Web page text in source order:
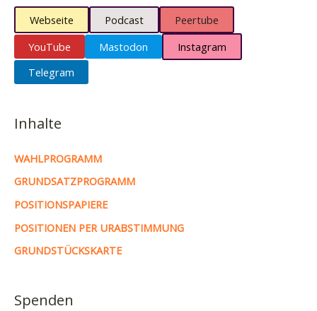
Webseite Podcast
Peertube
YouTube
Mastodon
Instagram
Telegram
Inhalte
WAHLPROGRAMM
GRUNDSATZPROGRAMM
POSITIONSPAPIERE
POSITIONEN PER URABSTIMMUNG
GRUNDSTÜCKSKARTE
Spenden